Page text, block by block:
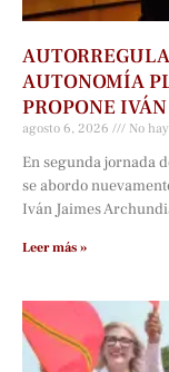
AUTONOMÍA
PROPONE
agosto 6, 2026 No
En segunda jornada
se abordo
Iván Jaimes
Leer más »